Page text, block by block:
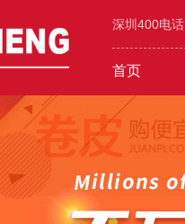
深圳400电话
首页
400价值 400功能
600元年套餐
业/环保/能源 机械/设备/五金